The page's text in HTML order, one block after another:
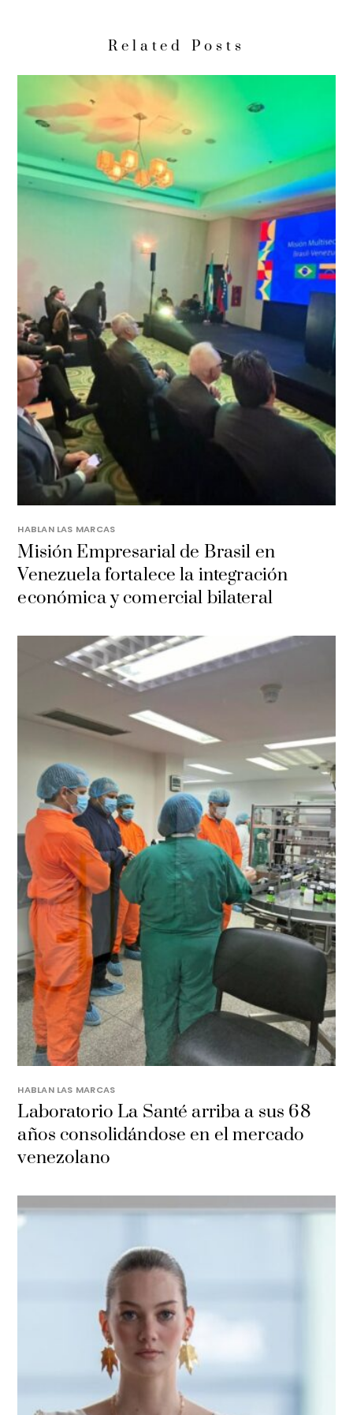
Related Posts
HABLAN LAS MARCAS
Misión Empresarial de Brasil en
Venezuela fortalece la integración
económica y comercial bilateral
HABLAN LAS MARCAS
Laboratorio La Santé arriba a sus 68
años consolidándose en el mercado
venezolano